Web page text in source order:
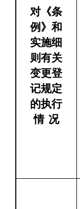
对《条
例》和
实施细
则有关
变更登
记规定
的执行
情 况